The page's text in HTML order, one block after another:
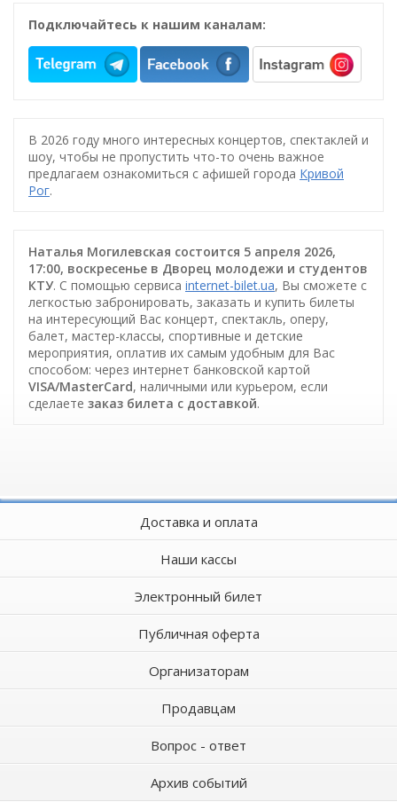
Подключайтесь к нашим каналам:
В 2026 году много интересных концертов, спектаклей и
шоу, чтобы не пропустить что-то очень важное
предлагаем ознакомиться с афишей города Кривой
Рог.
Наталья Могилевская состоится 5 апреля 2026,
17:00, воскресенье в Дворец молодежи и студентов
КТУ. С помощью сервиса internet-bilet.ua, Вы сможете с
легкостью забронировать, заказать и купить билеты
на интересующий Вас концерт, спектакль, оперу,
балет, мастер-классы, спортивные и детские
мероприятия, оплатив их самым удобным для Вас
способом: через интернет банковской картой
VISA/MasterCard, наличными или курьером, если
сделаете заказ билета c доставкой.
Доставка и оплата
Наши кассы
Электронный билет
Публичная оферта
Организаторам
Продавцам
Вопрос - ответ
Архив событий